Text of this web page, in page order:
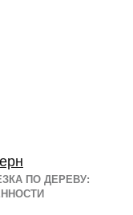
ПО ДЕРЕВУ: